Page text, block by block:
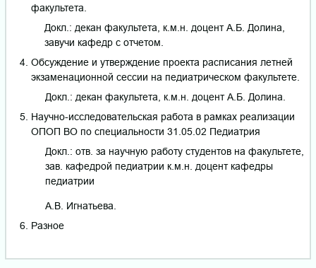
факультета.
Докл.: декан факультета, к.м.н. доцент А.Б. Долина,
завучи кафедр с отчетом.
Обсуждение и утверждение проекта расписания летней
экзаменационной сессии на педиатрическом факультете.
Докл.: декан факультета, к.м.н. доцент А.Б. Долина.
Научно-исследовательская работа в рамках реализации
ОПОП ВО по специальности 31.05.02 Педиатрия
Докл.: отв. за научную работу студентов на факультете,
зав. кафедрой педиатрии к.м.н. доцент кафедры
педиатрии
А.В. Игнатьева.
Разное